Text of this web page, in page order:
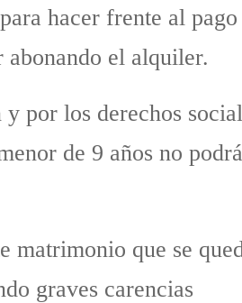
hacer frente al
abonando el alquiler.
por los derechos
de 9 años no
matrimonio que se
graves carencias